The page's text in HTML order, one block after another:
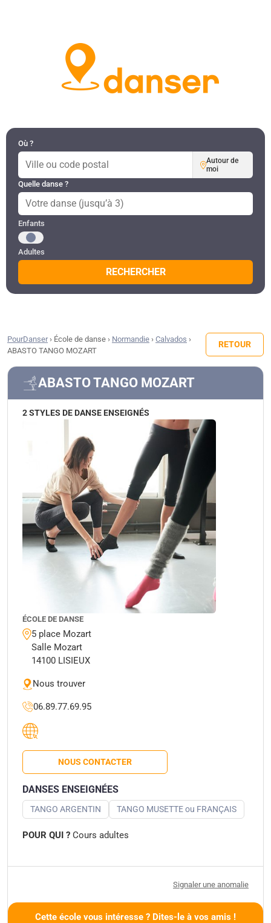
Où ?
Autour de
moi
Quelle danse ?
Public recherché
Enfants
Adultes
RECHERCHER
PourDanser› École de danse › Normandie › Calvados ›
ABASTO TANGO MOZART
RETOUR
ABASTO TANGO MOZART
2 STYLES DE DANSE ENSEIGNÉS
ÉCOLE DE DANSE
5 place Mozart
Salle Mozart
14100 LISIEUX
Nous trouver
06.89.77.69.95
NOUS CONTACTER
DANSES ENSEIGNÉES
TANGO ARGENTIN TANGO MUSETTE ou FRANÇAIS
POUR QUI ? Cours adultes
Signaler une anomalie
Cette école vous intéresse ? Dites-le à vos amis !